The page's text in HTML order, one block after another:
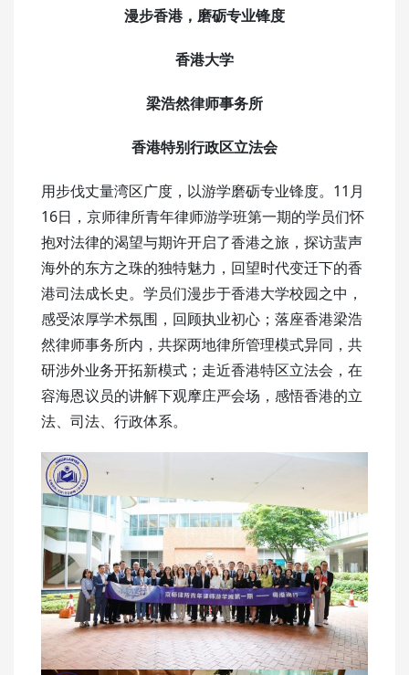
漫步香港，磨砺专业锋度
香港大学
梁浩然律师事务所
香港特别行政区立法会
用步伐丈量湾区广度，以游学磨砺专业锋度。11月
16日，京师律所青年律师游学班第一期的学员们怀
抱对法律的渴望与期许开启了香港之旅，探访蜚声
海外的东方之珠的独特魅力，回望时代变迁下的香
港司法成长史。学员们漫步于香港大学校园之中，
感受浓厚学术氛围，回顾执业初心；落座香港梁浩
然律师事务所内，共探两地律所管理模式异同，共
研涉外业务开拓新模式；走近香港特区立法会，在
容海恩议员的讲解下观摩庄严会场，感悟香港的立
法、司法、行政体系。